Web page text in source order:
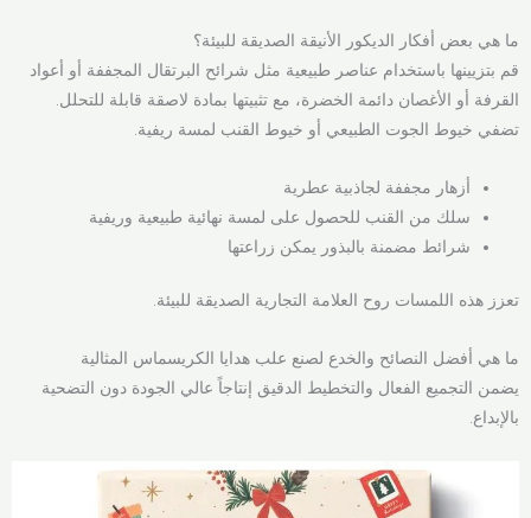
ما هي بعض أفكار الديكور الأنيقة الصديقة للبيئة؟
قم بتزيينها باستخدام عناصر طبيعية مثل شرائح البرتقال المجففة أو أعواد
القرفة أو الأغصان دائمة الخضرة، مع تثبيتها بمادة لاصقة قابلة للتحلل.
تضفي خيوط الجوت الطبيعي أو خيوط القنب لمسة ريفية.
أزهار مجففة لجاذبية عطرية
سلك من القنب للحصول على لمسة نهائية طبيعية وريفية
شرائط مضمنة بالبذور يمكن زراعتها
تعزز هذه اللمسات روح العلامة التجارية الصديقة للبيئة.
ما هي أفضل النصائح والخدع لصنع علب هدايا الكريسماس المثالية
يضمن التجميع الفعال والتخطيط الدقيق إنتاجاً عالي الجودة دون التضحية
بالإبداع.